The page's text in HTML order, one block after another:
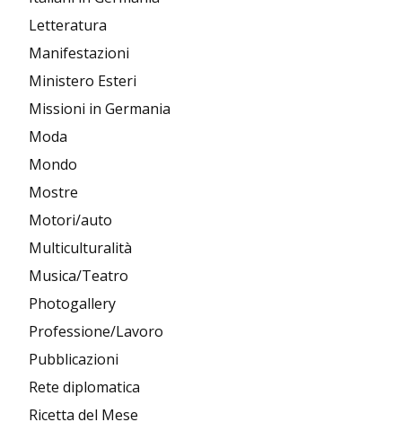
Letteratura
Manifestazioni
Ministero Esteri
Missioni in Germania
Moda
Mondo
Mostre
Motori/auto
Multiculturalità
Musica/Teatro
Photogallery
Professione/Lavoro
Pubblicazioni
Rete diplomatica
Ricetta del Mese